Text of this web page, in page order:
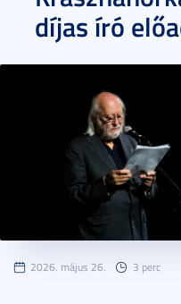
díjas író
2026. május 26. 3 perc